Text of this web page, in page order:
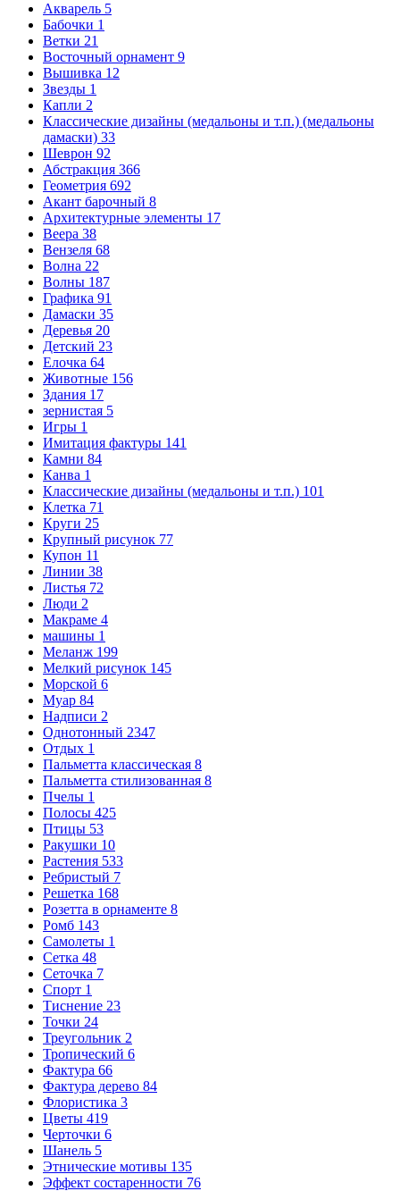
Акварель 5
Бабочки 1
Ветки 21
Восточный орнамент 9
Вышивка 12
Звезды 1
Капли 2
Классические дизайны (медальоны и т.п.) (медальоны
дамаски) 33
Шеврон 92
Абстракция 366
Геометрия 692
Акант барочный 8
Архитектурные элементы 17
Веера 38
Вензеля 68
Волна 22
Волны 187
Графика 91
Дамаски 35
Деревья 20
Детский 23
Елочка 64
Животные 156
Здания 17
зернистая 5
Игры 1
Имитация фактуры 141
Камни 84
Канва 1
Классические дизайны (медальоны и т.п.) 101
Клетка 71
Круги 25
Крупный рисунок 77
Купон 11
Линии 38
Листья 72
Люди 2
Макраме 4
машины 1
Меланж 199
Мелкий рисунок 145
Морской 6
Муар 84
Надписи 2
Однотонный 2347
Отдых 1
Пальметта классическая 8
Пальметта стилизованная 8
Пчелы 1
Полосы 425
Птицы 53
Ракушки 10
Растения 533
Ребристый 7
Решетка 168
Розетта в орнаменте 8
Ромб 143
Самолеты 1
Сетка 48
Сеточка 7
Спорт 1
Тиснение 23
Точки 24
Треугольник 2
Тропический 6
Фактура 66
Фактура дерево 84
Флористика 3
Цветы 419
Черточки 6
Шанель 5
Этнические мотивы 135
Эффект состаренности 76